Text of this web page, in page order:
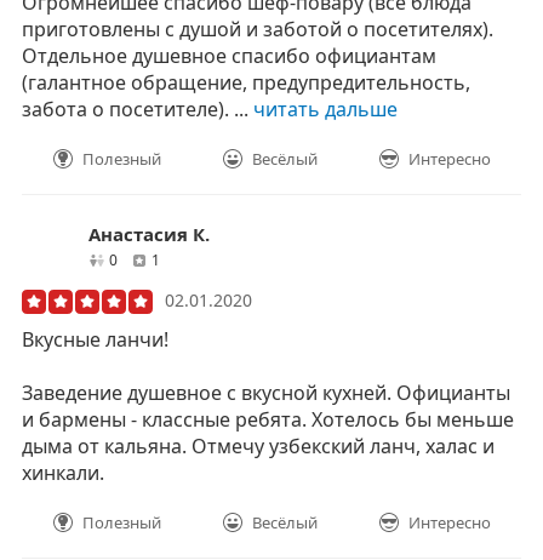
приготовлены с душой и заботой о посетителях).
Отдельное душевное спасибо официантам
(галантное обращение, предупредительность,
забота о посетителе). ... читать дальше
Полезный Весёлый Интересно
Анастасия К.
0друзей1
02.01.2020
Вкусные ланчи!
Заведение душевное с вкусной кухней. Официанты
и бармены - классные ребята. Хотелось бы меньше
дыма от кальяна. Отмечу узбекский ланч, халас и
хинкали.
Полезный Весёлый Интересно